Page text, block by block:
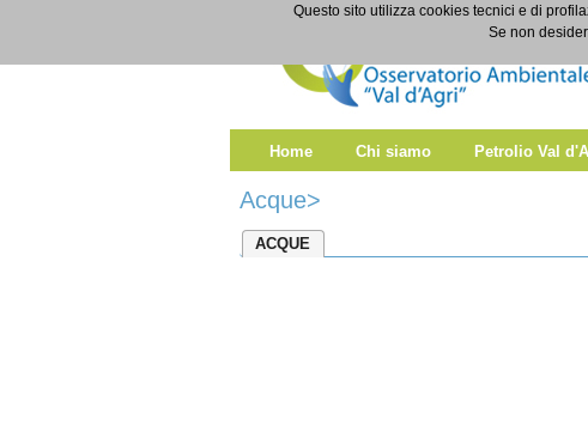
Acque Superficiali
Home Chi siamo Petrolio Val
Questo sito utilizza cookies tecnici e di
Se non